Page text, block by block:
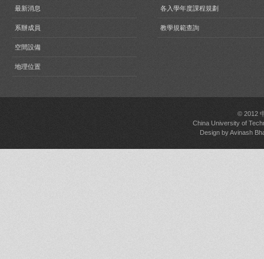
最新消息
系辦成員
空間設備
地理位置
各入學年度課程規劃
教學規範查詢
© 2012
China University of
Design byAvinash